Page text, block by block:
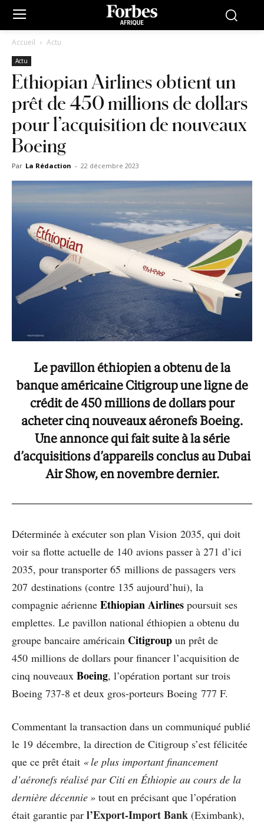
Accueil Actu
Actu
Ethiopian Airlines obtient un
prêt de 450 millions de dollars
pour l’acquisition de nouveaux
Boeing
Par La Rédaction - 22 décembre 2023
Le pavillon éthiopien a obtenu de la
banque américaine Citigroup une ligne de
crédit de 450 millions de dollars pour
acheter cinq nouveaux aéronefs Boeing.
Une annonce qui fait suite à la série
d’acquisitions d’appareils conclus au Dubai
Air Show, en novembre dernier.
Déterminée à exécuter son plan Vision 2035, qui doit
voir sa flotte actuelle de 140 avions passer à 271 d’ici
2035, pour transporter 65 millions de passagers vers
207 destinations (contre 135 aujourd’hui), la
compagnie aérienne Ethiopian Airlines poursuit ses
emplettes. Le pavillon national éthiopien a obtenu du
groupe bancaire américain Citigroup un prêt de
450 millions de dollars pour financer l’acquisition de
cinq nouveaux Boeing, l’opération portant sur trois
Boeing 737-8 et deux gros-porteurs Boeing 777 F.
Commentant la transaction dans un communiqué publié
le 19 décembre, la direction de Citigroup s’est félicitée
que ce prêt était « le plus important financement
d’aéronefs réalisé par Citi en Éthiopie au cours de la
dernière décennie » tout en précisant que l’opération
était garantie par l’Export-Import Bank (Eximbank),